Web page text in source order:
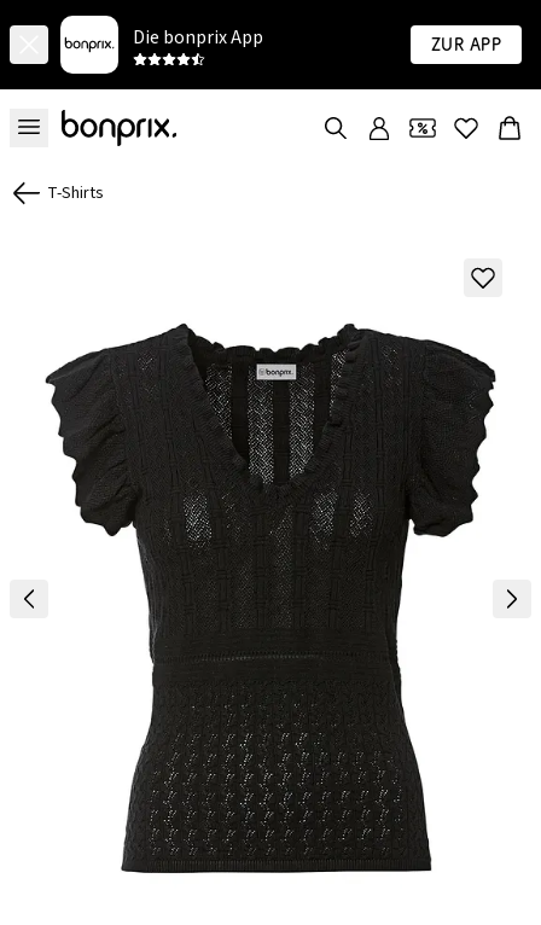
Die bonprix App Zur App
T-Shirts